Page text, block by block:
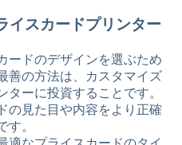
イスカードプリンター
ードのデザインを選ぶため
善の方法は、カスタマイズ
ーに投資することです。
の見た目や内容をより正確
。